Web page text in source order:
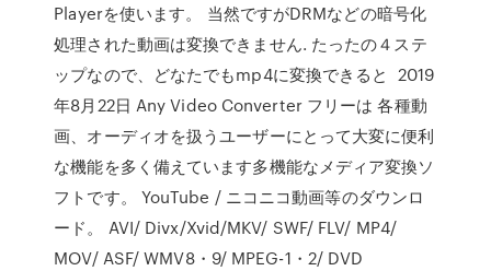
Playerを使います。 当然ですがDRMなどの暗号化
処理された動画は変換できません. たったの４ステ
ップなので、どなたでもmp4に変換できると 2019
年8月22日 Any Video Converter フリーは 各種動
画、オーディオを扱うユーザーにとって大変に便利
な機能を多く備えています多機能なメディア変換ソ
フトです。 YouTube / ニコニコ動画等のダウンロ
ード。 AVI/ Divx/Xvid/MKV/ SWF/ FLV/ MP4/
MOV/ ASF/ WMV8・9/ MPEG-1・2/ DVD